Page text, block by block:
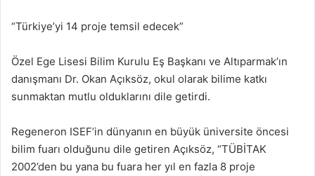
“Türkiye’yi 14 proje temsil edecek”
Özel Ege Lisesi Bilim Kurulu Eş Başkanı ve Altıparmak’ın
danışmanı Dr. Okan Açıksöz, okul olarak bilime katkı
sunmaktan mutlu olduklarını dile getirdi.
Regeneron ISEF’in dünyanın en büyük üniversite öncesi
bilim fuarı olduğunu dile getiren Açıksöz, “TÜBİTAK
2002’den bu yana bu fuara her yıl en fazla 8 proje